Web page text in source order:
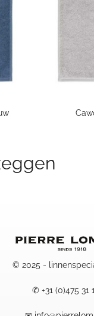
© 2025 -
✆ +31 (0)475 31